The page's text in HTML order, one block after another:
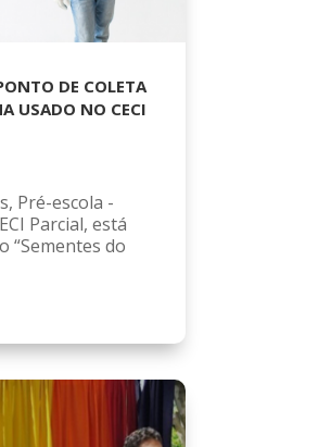
DE COLETA
USADO NO CECI
Pré-escola -
Parcial, está
“Sementes do